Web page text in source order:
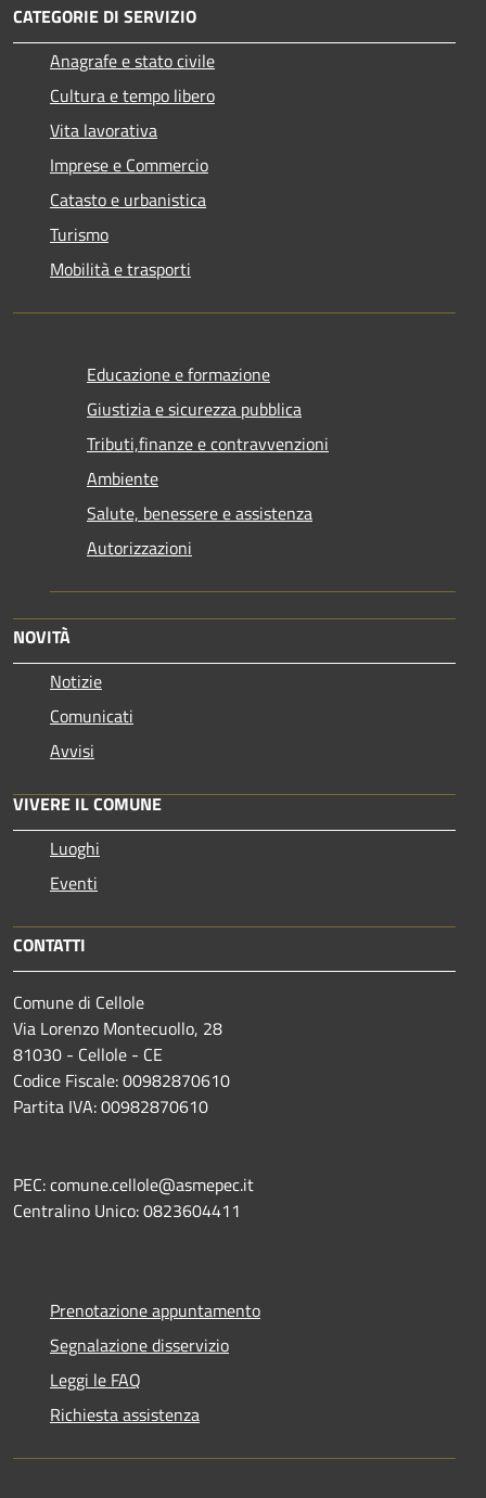
CATEGORIE DI SERVIZIO
Anagrafe e stato civile
Cultura e tempo libero
Vita lavorativa
Imprese e Commercio
Catasto e urbanistica
Turismo
Mobilità e trasporti
Educazione e formazione
Giustizia e sicurezza pubblica
Tributi,finanze e contravvenzioni
Ambiente
Salute, benessere e assistenza
Autorizzazioni
NOVITÀ
Notizie
Comunicati
Avvisi
VIVERE IL COMUNE
Luoghi
Eventi
CONTATTI
Comune di Cellole
Via Lorenzo Montecuollo, 28
81030 - Cellole - CE
Codice Fiscale: 00982870610
Partita IVA: 00982870610
PEC: comune.cellole@asmepec.it
Centralino Unico: 0823604411
Prenotazione appuntamento
Segnalazione disservizio
Leggi le FAQ
Richiesta assistenza